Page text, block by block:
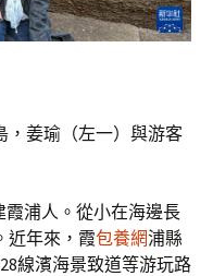
，姜瑜（左一）與游客
霞浦人。從小在海邊長
近年來，霞包養網浦縣
線濱海景致道等游玩路